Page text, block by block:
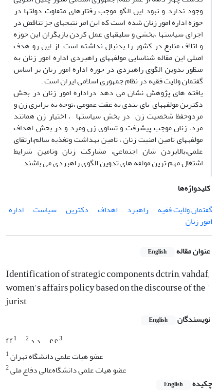
وجود ندارد و نبود این الگو موجب رفتارهای متفاوت دولت­ها در
حوزه اداره امور زنان شده است که این امر نتیجه­ای جز تناقض در
اجرای سیاست­ها ،بخشی و سلیقه­ای عمل کردن بازیگران این حوزه
و اتلاف منابع در کشور را بدنبال نداشته است. از این رو هدف
اصلی این مقاله شناسایی مولفه­های راهبردی اداره امور زنان به
منظور تدوین الگوی راهبردی در حوزه اداره امور زنان بر اساس
گفتمان ولایت فقیه در نظام جمهوری اسلامی ایران است .
یافته های پژوهش نشان می دهد دراداره امور زنان در بخش
دکترین مولفه­های پای بندی به عفت عمومی ،توجه به برابری زن و
مردوحفظ شخصیت زن در بخش سیاست­ها ، اختیار زن همانند
مرد، زنان موجب پیشرفت و تساوی زن ومرد و در بخش اهداف
مولفه­های تامین امنیت زنان ، تامین بهداشت وتغذیه سالم،ارتقای
علمی،بالابردن شان اجتماعی، مشارکت زنان وتامین شرایط
اشتغال مهم ترین مولفه های تدوین الگوی راهبردی می باشند.
کلیدواژه‌ها
گفتمان ولایت فقیه
راهبرد اهداف دکترین سیاست
اداره
امور زنان
عنوان مقاله English
Identification of strategic components dctrin, vahdaf,
women's affairs policy based on the discourse of the '
jurist
نویسندگان English
f f1 د د2 e e3
1عضو هیات علمی دانشگاه تهران
2عضو هیات علمی دانشگاه‌عالی دفاع ملی
چکیده
English